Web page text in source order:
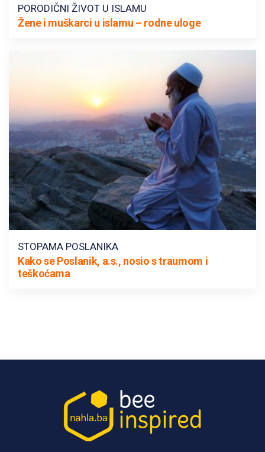
PORODIČNI ŽIVOT U ISLAMU
Žene i muškarci u islamu – rodne uloge
STOPAMA POSLANIKA
Kako se Poslanik, a.s., nosio s traumom i
teškoćama